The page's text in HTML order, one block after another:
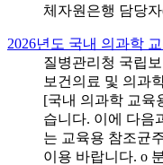
체자원은행 담당
2026년도 국내 의과학
질병관리청 국립
보건의료 및 의과
[국내 의과학 교육
습니다. 이에 다음
는 교육용 참조균
이용 바랍니다. o